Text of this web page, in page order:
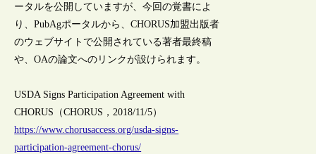
ータルを公開していますが、今回の覚書によ
り、PubAgポータルから、CHORUS加盟出版者
のウェブサイトで公開されている著者最終稿
や、OAの論文へのリンクが設けられます。
USDA Signs Participation Agreement with
CHORUS（CHORUS，2018/11/5）
https://www.chorusaccess.org/usda-signs-
participation-agreement-chorus/